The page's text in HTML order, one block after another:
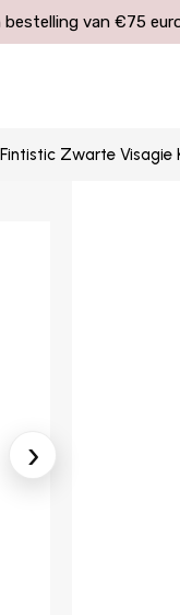
bestelling van €75
Fintistic Zwarte Visagie